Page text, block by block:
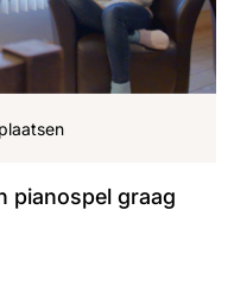
Martijn
pianospel graag